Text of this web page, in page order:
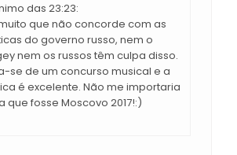
das 23:23:
que não concorde com as
do governo russo, nem o
nem os russos têm culpa disso.
se de um concurso musical e a
é excelente. Não me importaria
que fosse Moscovo 2017!:)